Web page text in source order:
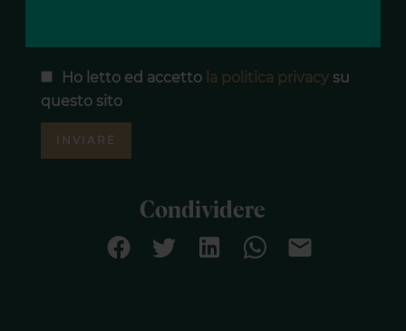
Ho letto ed accetto la politica privacysu
questo sito
INVIARE
Condividere